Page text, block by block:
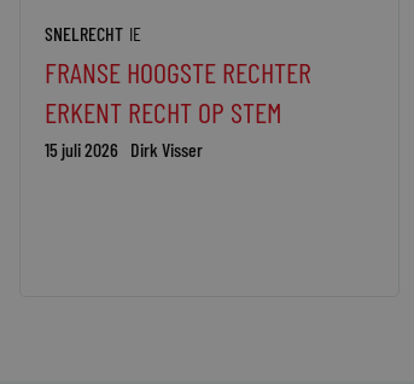
SNELRECHT IE
FRANSE HOOGSTE RECHTER
ERKENT RECHT OP STEM
15 juli 2026 Dirk Visser